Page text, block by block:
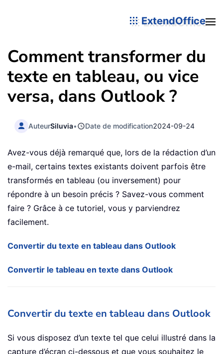
ExtendOffice
Comment transformer du
texte en tableau, ou vice
versa, dans Outlook ?
AuteurSiluvia• Date de modification2024-09-24
Avez-vous déjà remarqué que, lors de la rédaction d’un
e-mail, certains textes existants doivent parfois être
transformés en tableau (ou inversement) pour
répondre à un besoin précis ? Savez-vous comment
faire ? Grâce à ce tutoriel, vous y parviendrez
facilement.
Convertir du texte en tableau dans Outlook
Convertir le tableau en texte dans Outlook
Convertir du texte en tableau dans Outlook
Si vous disposez d’un texte tel que celui illustré dans la
capture d’écran ci-dessous et que vous souhaitez le